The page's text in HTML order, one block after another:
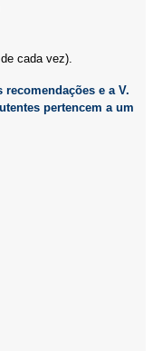
cada vez).
e a V.
pertencem a um